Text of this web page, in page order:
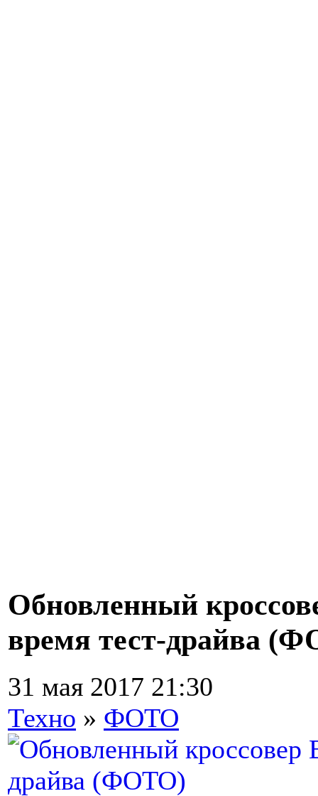
Обновленный
время тест-драйва
31 мая 2017 21:30
Техно » ФОТО